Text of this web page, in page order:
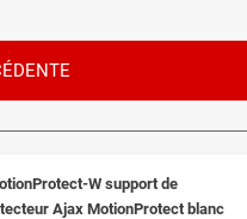
W support de
Ajax MotionProtect blanc